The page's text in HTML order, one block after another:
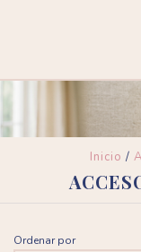
Inicio /
Ordenar por